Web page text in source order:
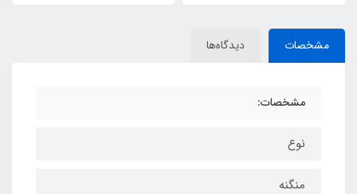
مشخصات دیدگاه‌ها
مشخصات:
نوع
منگنه